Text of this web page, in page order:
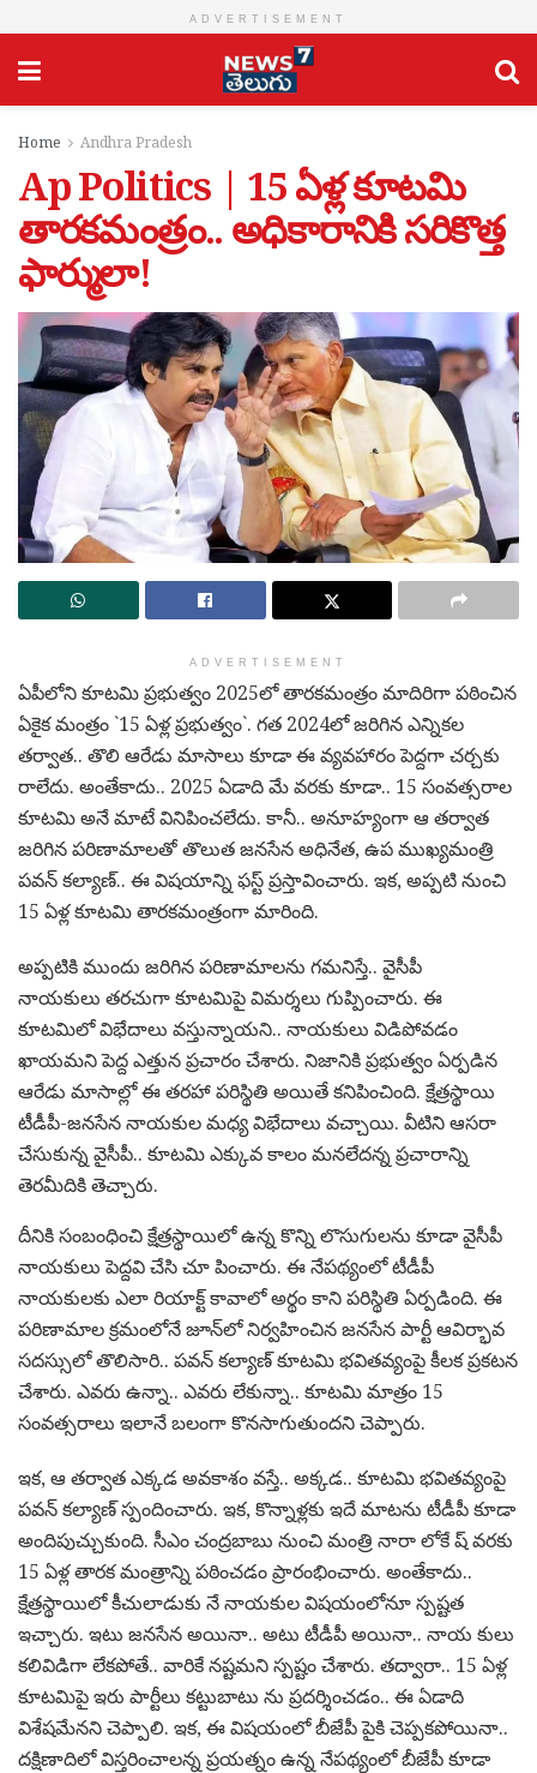
ADVERTISEMENT
Home Andhra Pradesh
Ap Politics | 15 ఏళ్ల కూటమి
తారకమంత్రం.. అధికారానికి సరికొత్త
ఫార్ములా!
ADVERTISEMENT
ఏపీలోని కూట‌మి ప్ర‌భుత్వం 2025లో తార‌క‌మంత్రం మాదిరిగా ప‌ఠించిన
ఏకైక మంత్రం `15 ఏళ్ల ప్ర‌భుత్వం`. గ‌త 2024లో జ‌రిగిన ఎన్నిక‌ల
త‌ర్వాత‌.. తొలి ఆరేడు మాసాలు కూడా ఈ వ్య‌వ‌హారం పెద్ద‌గా చ‌ర్చ‌కు
రాలేదు. అంతేకాదు.. 2025 ఏడాది మే వ‌ర‌కు కూడా.. 15 సంవ‌త్స‌రాల
కూట‌మి అనే మాటే వినిపించ‌లేదు. కానీ.. అనూహ్యంగా ఆ త‌ర్వాత
జ‌రిగిన ప‌రిణామాల‌తో తొలుత జ‌న‌సేన అధినేత‌, ఉప ముఖ్య‌మంత్రి
ప‌వ‌న్ క‌ల్యాణ్‌.. ఈ విష‌యాన్ని ఫ‌స్ట్ ప్ర‌స్తావించారు. ఇక‌, అప్ప‌టి నుంచి
15 ఏళ్ల కూట‌మి తార‌క‌మంత్రంగా మారింది.
అప్ప‌టికి ముందు జ‌రిగిన ప‌రిణామాల‌ను గ‌మ‌నిస్తే.. వైసీపీ
నాయ‌కులు త‌ర‌చుగా కూట‌మిపై విమ‌ర్శ‌లు గుప్పించారు. ఈ
కూట‌మిలో విభేదాలు వ‌స్తున్నాయ‌ని.. నాయ‌కులు విడిపోవ‌డం
ఖాయ‌మ‌ని పెద్ద ఎత్తున ప్ర‌చారం చేశారు. నిజానికి ప్ర‌భుత్వం ఏర్ప‌డిన
ఆరేడు మాసాల్లో ఈ త‌ర‌హా ప‌రిస్థితి అయితే క‌నిపించింది. క్షేత్ర‌స్థాయి
టీడీపీ-జ‌న‌సేన నాయకుల మ‌ధ్య విభేదాలు వ‌చ్చాయి. వీటిని ఆస‌రా
చేసుకున్న వైసీపీ.. కూట‌మి ఎక్కువ కాలం మ‌న‌లేద‌న్న ప్ర‌చారాన్ని
తెర‌మీదికి తెచ్చారు.
దీనికి సంబంధించి క్షేత్ర‌స్థాయిలో ఉన్న కొన్ని లొసుగుల‌ను కూడా వైసీపీ
నాయ‌కులు పెద్దవి చేసి చూ పించారు. ఈ నేప‌థ్యంలో టీడీపీ
నాయ‌కుల‌కు ఎలా రియాక్ట్ కావాలో అర్థం కాని ప‌రిస్థితి ఏర్ప‌డింది. ఈ
ప‌రిణామాల క్ర‌మంలోనే జూన్‌లో నిర్వ‌హించిన జ‌నసేన పార్టీ ఆవిర్భావ
స‌ద‌స్సులో తొలిసారి.. ప‌వ‌న్ క‌ల్యాణ్ కూట‌మి భ‌విత‌వ్యంపై కీల‌క ప్ర‌క‌ట‌న
చేశారు. ఎవ‌రు ఉన్నా.. ఎవ‌రు లేకున్నా.. కూట‌మి మాత్రం 15
సంవ‌త్స‌రాలు ఇలానే బ‌లంగా కొన‌సాగుతుంద‌ని చెప్పారు.
ఇక‌, ఆ త‌ర్వాత ఎక్క‌డ అవ‌కాశం వ‌స్తే.. అక్క‌డ‌.. కూట‌మి భ‌విత‌వ్యంపై
ప‌వ‌న్ క‌ల్యాణ్ స్పందించారు. ఇక‌, కొన్నాళ్ల‌కు ఇదే మాట‌ను టీడీపీ కూడా
అందిపుచ్చుకుంది. సీఎం చంద్ర‌బాబు నుంచి మంత్రి నారా లోకే ష్ వ‌ర‌కు
15 ఏళ్ల తార‌క మంత్రాన్ని ప‌ఠించ‌డం ప్రారంభించారు. అంతేకాదు..
క్షేత్ర‌స్థాయిలో కీచులాడుకు నే నాయ‌కుల విష‌యంలోనూ స్ప‌ష్టత
ఇచ్చారు. ఇటు జ‌న‌సేన అయినా.. అటు టీడీపీ అయినా.. నాయ కులు
క‌లివిడిగా లేక‌పోతే.. వారికే న‌ష్ట‌మ‌ని స్ప‌ష్టం చేశారు. త‌ద్వారా.. 15 ఏళ్ల‌
కూట‌మిపై ఇరు పార్టీలు క‌ట్టుబాటు ను ప్ర‌ద‌ర్శించ‌డం.. ఈ ఏడాది
విశేష‌మేనని చెప్పాలి. ఇక‌, ఈ విష‌యంలో బీజేపీ పైకి చెప్ప‌క‌పోయినా..
ద‌క్షిణాదిలో విస్త‌రించాల‌న్న ప్ర‌య‌త్నం ఉన్న నేప‌థ్యంలో బీజేపీ కూడా